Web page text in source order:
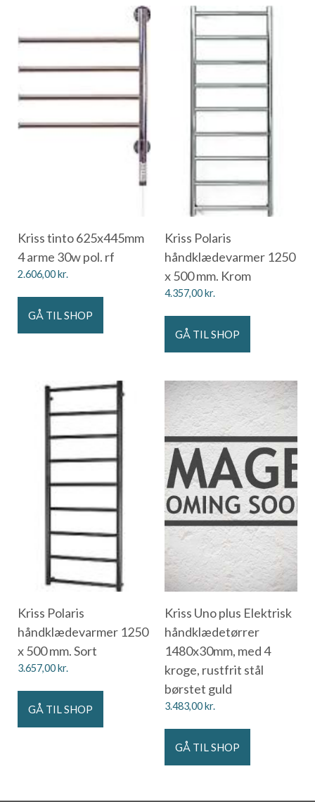
Kriss tinto 625x445mm
4 arme 30w pol. rf
2.606,00kr.
GÅ TIL SHOP
Kriss Polaris
håndklædevarmer 1250
x 500 mm. Krom
4.357,00kr.
GÅ TIL SHOP
Kriss Polaris
håndklædevarmer 1250
x 500 mm. Sort
3.657,00kr.
GÅ TIL SHOP
Kriss Uno plus Elektrisk
håndklædetørrer
1480x30mm, med 4
kroge, rustfrit stål
børstet guld
3.483,00kr.
GÅ TIL SHOP